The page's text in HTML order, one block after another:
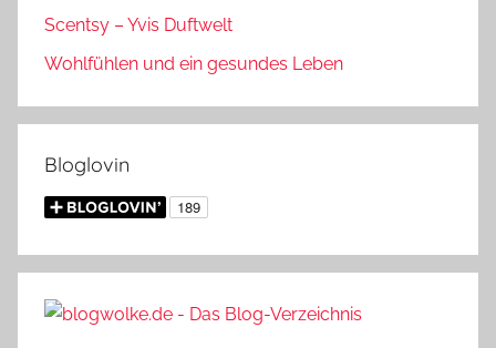
Scentsy – Yvis Duftwelt
Wohlfühlen und ein gesundes Leben
Bloglovin